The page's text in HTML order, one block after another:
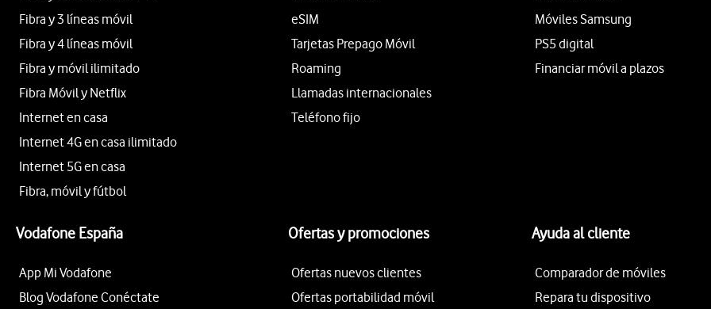
Fibra y 3 líneas móvil
Fibra y 4 líneas móvil
Fibra y móvil ilimitado
Fibra Móvil y Netflix
Internet en casa
Internet 4G en casa ilimitado
Internet 5G en casa
Fibra, móvil y fútbol
eSIM
Tarjetas Prepago Móvil
Roaming
Llamadas internacionales
Teléfono fijo
Móviles Samsung
PS5 digital
Financiar móvil a plazos
Vodafone España
App Mi Vodafone
Blog Vodafone Conéctate
Ofertas y promociones
Ofertas nuevos clientes
Ofertas portabilidad móvil
Ayuda al cliente
Comparador de móviles
Repara tu dispositivo